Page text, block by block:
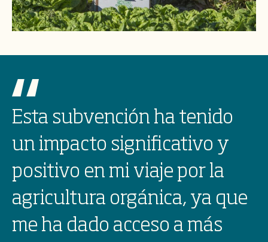
Esta subvención ha tenido
un impacto significativo y
positivo en mi viaje por la
agricultura orgánica, ya que
me ha dado acceso a más